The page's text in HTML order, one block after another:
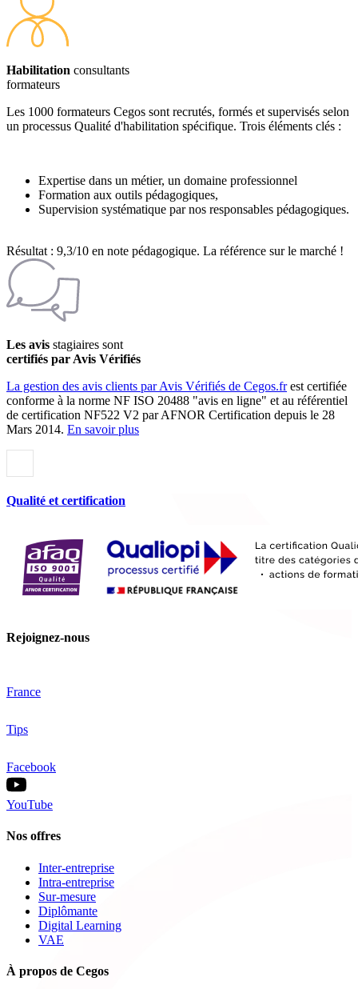
Habilitation consultants
formateurs
Les 1000 formateurs Cegos sont recrutés, formés et supervisés selon
un processus Qualité d'habilitation spécifique. Trois éléments clés :
Expertise dans un métier, un domaine professionnel
Formation aux outils pédagogiques,
Supervision systématique par nos responsables pédagogiques.
Résultat : 9,3/10 en note pédagogique. La référence sur le marché !
Les avis stagiaires sont
certifiés par Avis Vérifiés
La gestion des avis clients par Avis Vérifiés de Cegos.frest certifiée
conforme à la norme NF ISO 20488 "avis en ligne" et au référentiel
de certification NF522 V2 par AFNOR Certification depuis le 28
Mars 2014. En savoir plus
Qualité et certification
Rejoignez-nous
France
Tips
Facebook
YouTube
Nos offres
Inter-entreprise
Intra-entreprise
Sur-mesure
Diplômante
Digital Learning
VAE
À propos de Cegos